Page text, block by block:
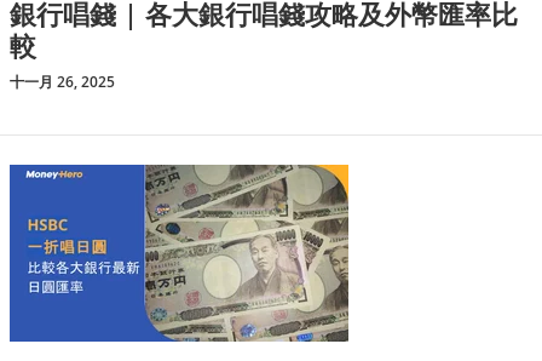
銀行唱錢 | 各大銀行唱錢攻略及外幣匯率比
較
十一月 26, 2025